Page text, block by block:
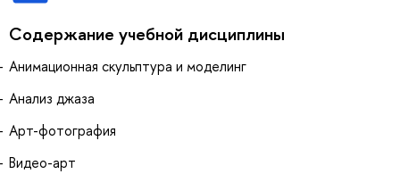
Содержание учебной дисциплины
Анимационная скульптура и моделинг
Анализ джаза
Арт-фотография
Видео-арт